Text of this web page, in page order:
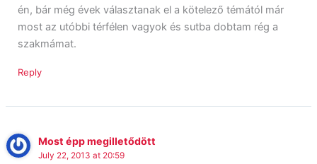
én, bár még évek választanak el a kötelező témától már
most az utóbbi térfélen vagyok és sutba dobtam rég a
szakmámat.
Reply
Most épp megilletődött
July 22, 2013 at 20:59